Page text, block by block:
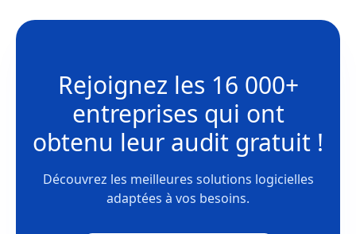
Rejoignez les 16 000+
entreprises qui ont
obtenu leur audit gratuit !
Découvrez les meilleures solutions logicielles
adaptées à vos besoins.